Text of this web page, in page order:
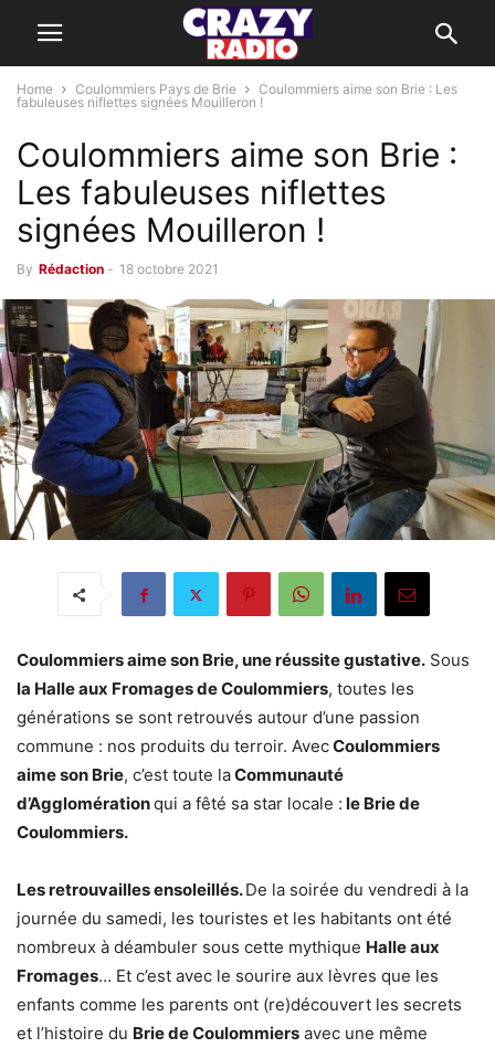
Home Coulommiers Pays de Brie
Coulommiers aime son Brie : Les
fabuleuses niflettes signées Mouilleron !
Coulommiers aime son Brie :
Les fabuleuses niflettes
signées Mouilleron !
By Rédaction - 18 octobre 2021
Coulommiers aime son Brie, une réussite gustative. Sous
la Halle aux Fromages de Coulommiers, toutes les
générations se sont retrouvés autour d’une passion
commune : nos produits du terroir. AvecCoulommiers
aime son Brie, c’est toute laCommunauté
d’Agglomérationqui a fêté sa star locale : le Brie de
Coulommiers.
Les retrouvailles ensoleillés.De la soirée du vendredi à la
journée du samedi, les touristes et les habitants ont été
nombreux à déambuler sous cette mythique Halle aux
Fromages… Et c’est avec le sourire aux lèvres que les
enfants comme les parents ont (re)découvert les secrets
et l’histoire du Brie de Coulommiers avec une même